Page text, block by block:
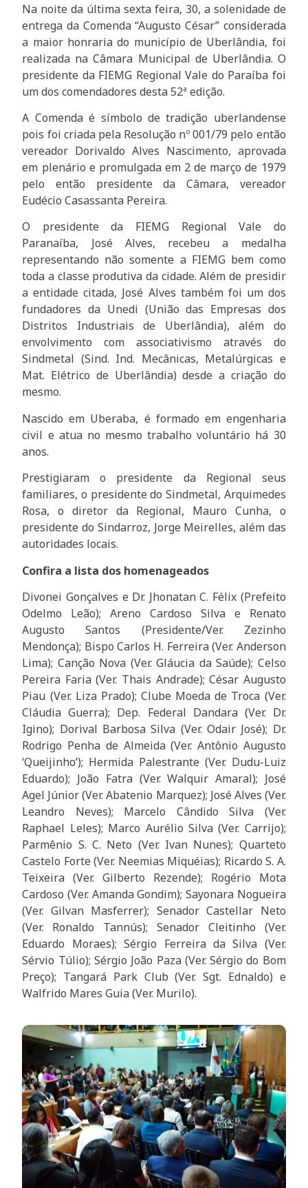
Na noite da última sexta feira, 30, a solenidade de
entrega da Comenda “Augusto César” considerada
a maior honraria do município de Uberlândia, foi
realizada na Câmara Municipal de Uberlândia. O
presidente da FIEMG Regional Vale do Paraíba foi
um dos comendadores desta 52ª edição.
A Comenda é símbolo de tradição uberlandense
pois foi criada pela Resolução nº 001/79 pelo então
vereador Dorivaldo Alves Nascimento, aprovada
em plenário e promulgada em 2 de março de 1979
pelo então presidente da Câmara, vereador
Eudécio Casassanta Pereira.
O presidente da FIEMG Regional Vale do
Paranaíba, José Alves, recebeu a medalha
representando não somente a FIEMG bem como
toda a classe produtiva da cidade. Além de presidir
a entidade citada, José Alves também foi um dos
fundadores da Unedi (União das Empresas dos
Distritos Industriais de Uberlândia), além do
envolvimento com associativismo através do
Sindmetal (Sind. Ind. Mecânicas, Metalúrgicas e
Mat. Elétrico de Uberlândia) desde a criação do
mesmo.
Nascido em Uberaba, é formado em engenharia
civil e atua no mesmo trabalho voluntário há 30
anos.
Prestigiaram o presidente da Regional seus
familiares, o presidente do Sindmetal, Arquimedes
Rosa, o diretor da Regional, Mauro Cunha, o
presidente do Sindarroz, Jorge Meirelles, além das
autoridades locais.
Confira a lista dos homenageados
Divonei Gonçalves e Dr. Jhonatan C. Félix (Prefeito
Odelmo Leão); Areno Cardoso Silva e Renato
Augusto Santos (Presidente/Ver. Zezinho
Mendonça); Bispo Carlos H. Ferreira (Ver. Anderson
Lima); Canção Nova (Ver. Gláucia da Saúde); Celso
Pereira Faria (Ver. Thais Andrade); César Augusto
Piau (Ver. Liza Prado); Clube Moeda de Troca (Ver.
Cláudia Guerra); Dep. Federal Dandara (Ver. Dr.
Igino); Dorival Barbosa Silva (Ver. Odair José); Dr.
Rodrigo Penha de Almeida (Ver. Antônio Augusto
‘Queijinho’); Hermida Palestrante (Ver. Dudu-Luiz
Eduardo); João Fatra (Ver. Walquir Amaral); José
Agel Júnior (Ver. Abatenio Marquez); José Alves (Ver.
Leandro Neves); Marcelo Cândido Silva (Ver.
Raphael Leles); Marco Aurélio Silva (Ver. Carrijo);
Parmênio S. C. Neto (Ver. Ivan Nunes); Quarteto
Castelo Forte (Ver. Neemias Miquéias); Ricardo S. A.
Teixeira (Ver. Gilberto Rezende); Rogério Mota
Cardoso (Ver. Amanda Gondim); Sayonara Nogueira
(Ver. Gilvan Masferrer); Senador Castellar Neto
(Ver. Ronaldo Tannús); Senador Cleitinho (Ver.
Eduardo Moraes); Sérgio Ferreira da Silva (Ver.
Sérvio Túlio); Sérgio João Paza (Ver. Sérgio do Bom
Preço); Tangará Park Club (Ver. Sgt. Ednaldo) e
Walfrido Mares Guia (Ver. Murilo).